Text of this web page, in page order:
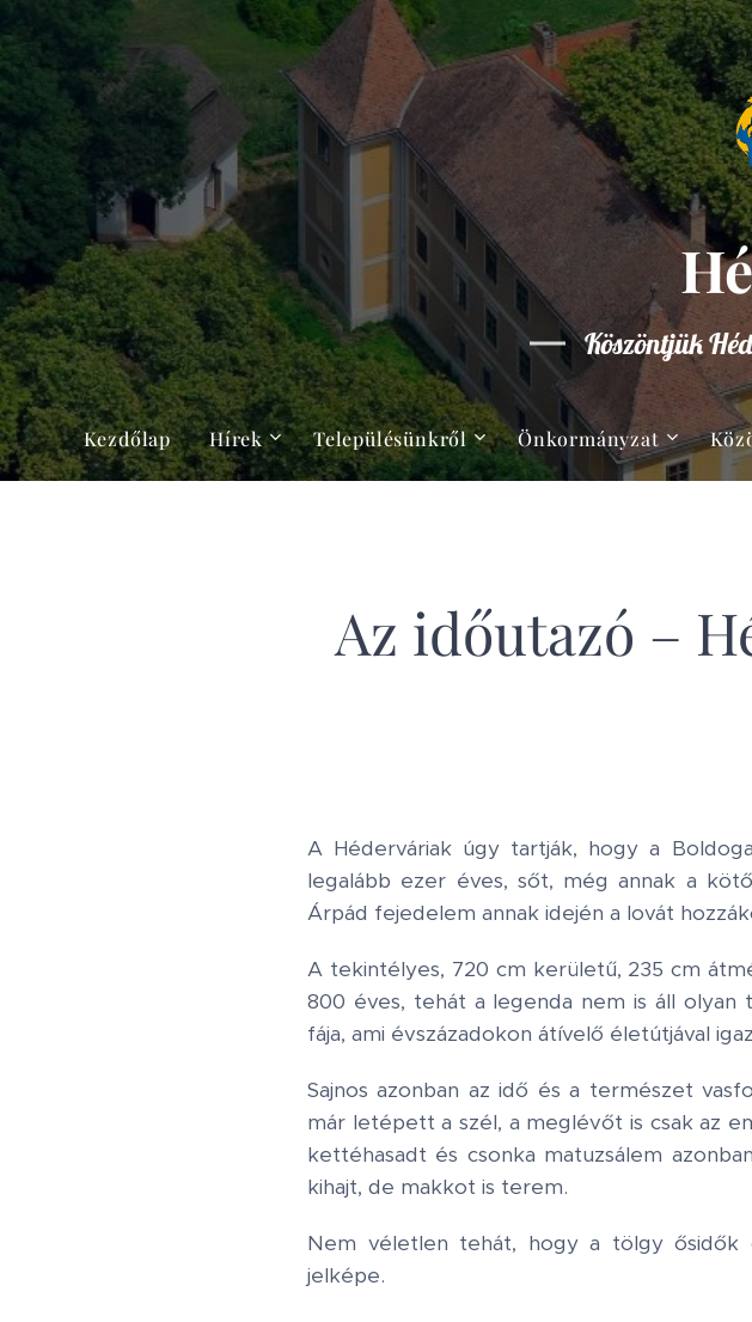
Köszöntjük
Kezdőlap Hírek Településünkről Önkormányzat
Az időutazó –
A Héderváriak úgy tartják, hogy a
legalább ezer éves, sőt, még annak a
Árpád fejedelem annak idején a lovát
A tekintélyes, 720 cm kerületű, 235 cm
800 éves, tehát a legenda nem is áll olyan
fája, ami évszázadokon átívelő életútjával
Sajnos azonban az idő és a természet
már letépett a szél, a meglévőt is csak az
kettéhasadt és csonka matuzsálem
kihajt, de makkot is terem.
Nem véletlen tehát, hogy a tölgy ősidők
jelképe.